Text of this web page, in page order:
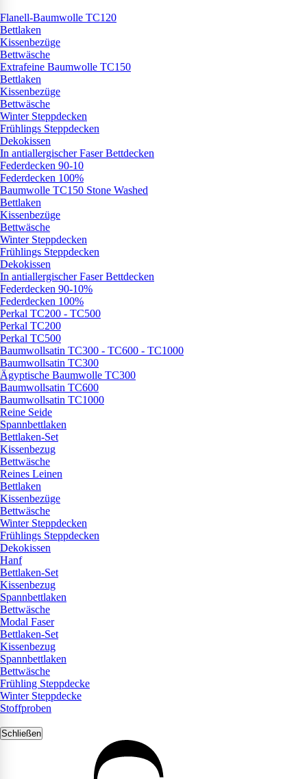
Flanell-Baumwolle TC120
Bettlaken
Kissenbezüge
Bettwäsche
Extrafeine Baumwolle TC150
Bettlaken
Kissenbezüge
Bettwäsche
Winter Steppdecken
Frühlings Steppdecken
Dekokissen
In antiallergischer Faser Bettdecken
Federdecken 90-10
Federdecken 100%
Baumwolle TC150 Stone Washed
Bettlaken
Kissenbezüge
Bettwäsche
Winter Steppdecken
Frühlings Steppdecken
Dekokissen
In antiallergischer Faser Bettdecken
Federdecken 90-10%
Federdecken 100%
Perkal TC200 - TC500
Perkal TC200
Perkal TC500
Baumwollsatin TC300 - TC600 - TC1000
Baumwollsatin TC300
Ägyptische Baumwolle TC300
Baumwollsatin TC600
Baumwollsatin TC1000
Reine Seide
Spannbettlaken
Bettlaken-Set
Kissenbezug
Bettwäsche
Reines Leinen
Bettlaken
Kissenbezüge
Bettwäsche
Winter Steppdecken
Frühlings Steppdecken
Dekokissen
Hanf
Bettlaken-Set
Kissenbezug
Spannbettlaken
Bettwäsche
Modal Faser
Bettlaken-Set
Kissenbezug
Spannbettlaken
Bettwäsche
Frühling Steppdecke
Winter Steppdecke
Stoffproben
Schließen